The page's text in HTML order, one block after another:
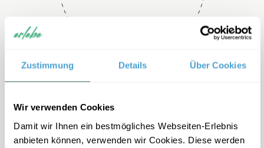
Zustimmung Details Über Cookies
Wir verwenden Cookies
Damit wir Ihnen ein bestmögliches Webseiten-Erlebnis
anbieten können, verwenden wir Cookies. Diese werden
E-Mail
usa-familienreisen@erlebe.d
e